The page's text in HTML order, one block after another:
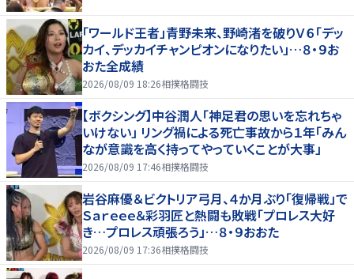
「ワールド王者」青野未来、野崎渚を破りＶ６「デッ
カイ、デッカイチャンピオンになりたい」…８・９お
おた全成績
2026/08/09 18:26相撲格闘技
【ボクシング】中谷潤人「神足君の思いを忘れちゃ
いけない」 リング禍による死亡事故から１年「みん
なが意識を高く持ってやっていくことが大事」
2026/08/09 17:46相撲格闘技
岩谷麻優＆ビクトリア弓月、４か月ぶり「復帰戦」で
Ｓａｒｅｅｅ＆彩羽匠と熱闘も敗戦「プロレス大好
き…プロレス頑張ろう」…８・９おおた
2026/08/09 17:36相撲格闘技